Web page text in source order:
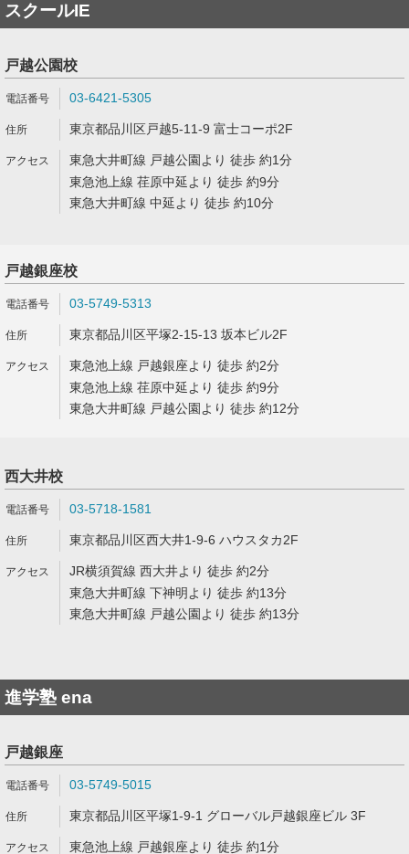
スクールIE
戸越公園校
03-6421-5305
東京都品川区戸越5-11-9 富士コーポ2F
東急大井町線 戸越公園より 徒歩 約1分
東急池上線 荏原中延より 徒歩 約9分
東急大井町線 中延より 徒歩 約10分
戸越銀座校
03-5749-5313
東京都品川区平塚2-15-13 坂本ビル2F
東急池上線 戸越銀座より 徒歩 約2分
東急池上線 荏原中延より 徒歩 約9分
東急大井町線 戸越公園より 徒歩 約12分
西大井校
03-5718-1581
東京都品川区西大井1-9-6 ハウスタカ2F
JR横須賀線 西大井より 徒歩 約2分
東急大井町線 下神明より 徒歩 約13分
東急大井町線 戸越公園より 徒歩 約13分
進学塾 ena
戸越銀座
03-5749-5015
東京都品川区平塚1-9-1 グローバル戸越銀座ビル 3F
東急池上線 戸越銀座より 徒歩 約1分